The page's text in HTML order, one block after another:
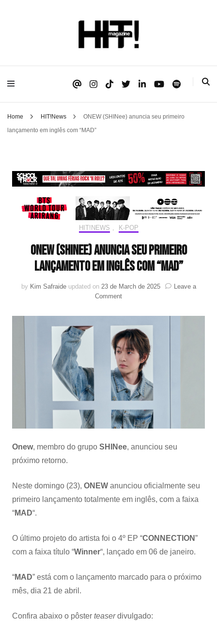
HIT!Magazine
Home HIT!News
ONEW (SHINee) anuncia seu primeiro
lançamento em inglês com “MAD”
HIT!NEWS K-POP
ONEW (SHINee) anuncia seu primeiro
lançamento em inglês com “MAD”
by Kim Safraide updated on 23 de March de 2025
Leave a
Commenton
(SHINee)
anuncia
seu
primeiro
lançamento
em
inglês
com
“MAD”
Onew, membro do grupo SHINee, anunciou seu
próximo retorno.
Neste domingo (23), ONEW anunciou oficialmente seu
primeiro lançamento totalmente em inglês, com a faixa
“MAD“.
O último projeto do artista foi o 4º EP “CONNECTION”
com a faixa título “Winner“, lançado em 06 de janeiro.
“MAD” está com o lançamento marcado para o próximo
mês, dia 21 de abril.
Confira abaixo o pôster teaserdivulgado: